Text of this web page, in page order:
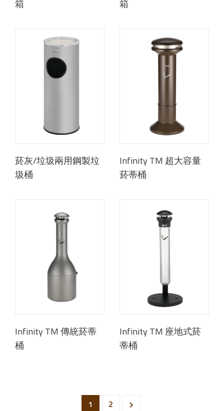
箱 箱
菸灰/垃圾兩用鋼製垃
圾桶
Infinity TM 超大容量
菸蒂桶
Infinity TM 傳統菸蒂
桶
Infinity TM 座地式菸
蒂桶
1 2